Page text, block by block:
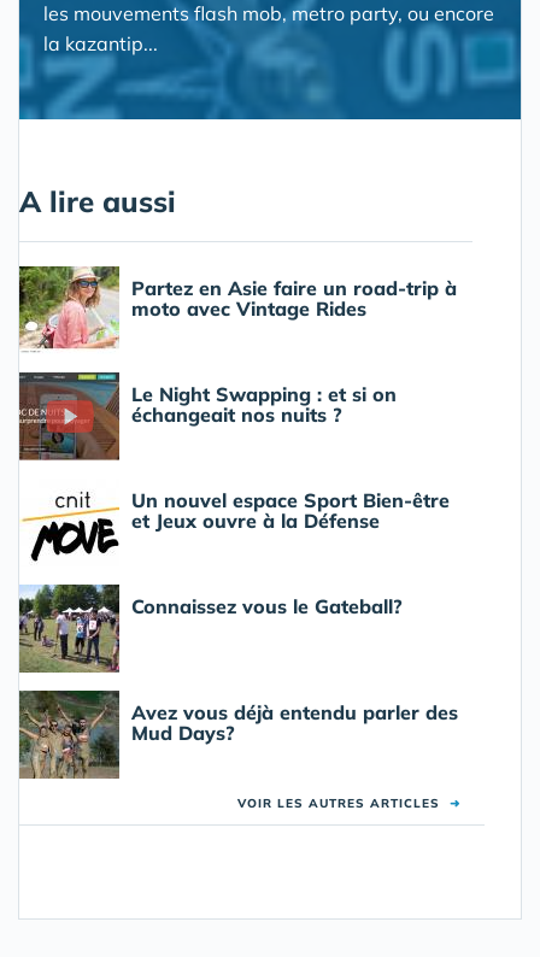
les mouvements flash mob, metro party, ou encore
la kazantip...
A lire aussi
Partez en Asie faire un road-trip à
moto avec Vintage Rides
Le Night Swapping : et si on
échangeait nos nuits ?
Un nouvel espace Sport Bien-être
et Jeux ouvre à la Défense
Connaissez vous le Gateball?
Avez vous déjà entendu parler des
Mud Days?
VOIR LES AUTRES ARTICLES ➜